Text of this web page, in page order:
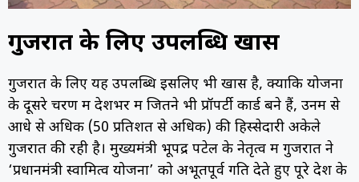
गुजरात के लिए उपलब्धि खास
गुजरात के लिए यह उपलब्धि इसलिए भी खास है, क्योंकि योजना
के दूसरे चरण में देशभर में जितने भी प्रॉपर्टी कार्ड बने हैं, उनमें से
आधे से अधिक (50 प्रतिशत से अधिक) की हिस्सेदारी अकेले
गुजरात की रही है। मुख्यमंत्री भूपेंद्र पटेल के नेतृत्व में गुजरात ने
‘प्रधानमंत्री स्वामित्व योजना’ को अभूतपूर्व गति देते हुए पूरे देश के